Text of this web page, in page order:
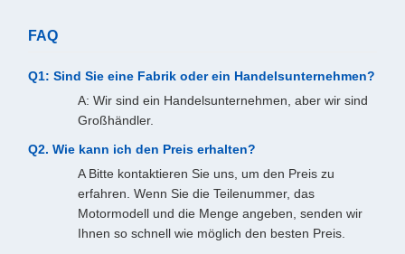
FAQ
Q1: Sind Sie eine Fabrik oder ein Handelsunternehmen?
A: Wir sind ein Handelsunternehmen, aber wir sind
Großhändler.
Q2. Wie kann ich den Preis erhalten?
A Bitte kontaktieren Sie uns, um den Preis zu
erfahren. Wenn Sie die Teilenummer, das
Motormodell und die Menge angeben, senden wir
Ihnen so schnell wie möglich den besten Preis.